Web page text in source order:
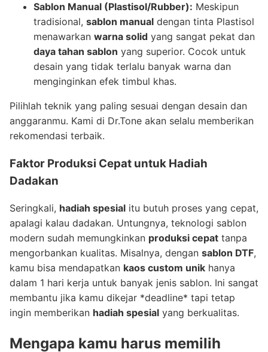
Sablon Manual (Plastisol/Rubber): Meskipun
tradisional, sablon manual dengan tinta Plastisol
menawarkan warna solid yang sangat pekat dan
daya tahan sablon yang superior. Cocok untuk
desain yang tidak terlalu banyak warna dan
menginginkan efek timbul khas.
Pilihlah teknik yang paling sesuai dengan desain dan
anggaranmu. Kami di Dr.Tone akan selalu memberikan
rekomendasi terbaik.
Faktor Produksi Cepat untuk Hadiah
Dadakan
Seringkali, hadiah spesial itu butuh proses yang cepat,
apalagi kalau dadakan. Untungnya, teknologi sablon
modern sudah memungkinkan produksi cepat tanpa
mengorbankan kualitas. Misalnya, dengan sablon DTF,
kamu bisa mendapatkan kaos custom unik hanya
dalam 1 hari kerja untuk banyak jenis sablon. Ini sangat
membantu jika kamu dikejar *deadline* tapi tetap
ingin memberikan hadiah spesial yang berkualitas.
Mengapa kamu harus memilih